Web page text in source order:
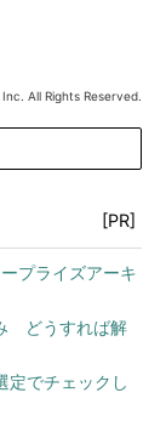
All Rights Reserved.
[PR]
プライズアーキ
どうすれば解
定でチェックし